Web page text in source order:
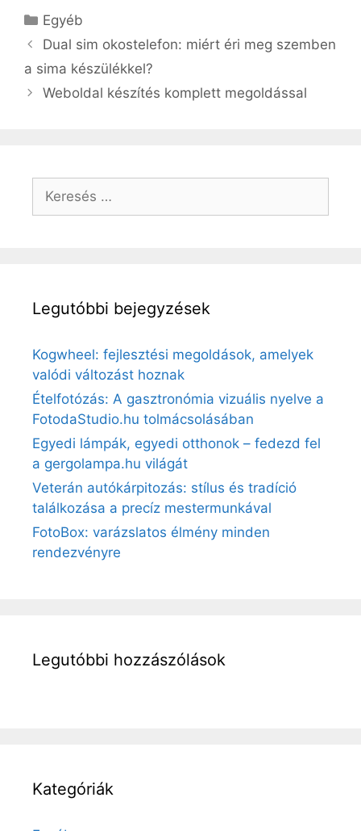
Kategória
Egyéb
Dual sim okostelefon: miért éri meg szemben
a sima készülékkel?
Weboldal készítés komplett megoldással
Keresés:
Legutóbbi bejegyzések
Kogwheel: fejlesztési megoldások, amelyek
valódi változást hoznak
Ételfotózás: A gasztronómia vizuális nyelve a
FotodaStudio.hu tolmácsolásában
Egyedi lámpák, egyedi otthonok – fedezd fel
a gergolampa.hu világát
Veterán autókárpitozás: stílus és tradíció
találkozása a precíz mestermunkával
FotoBox: varázslatos élmény minden
rendezvényre
Legutóbbi hozzászólások
Kategóriák